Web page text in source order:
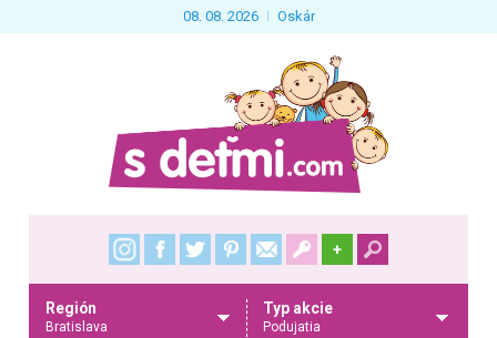
08. 08. 2026 Oskár
+
Región
Bratislava
Typ akcie
Podujatia